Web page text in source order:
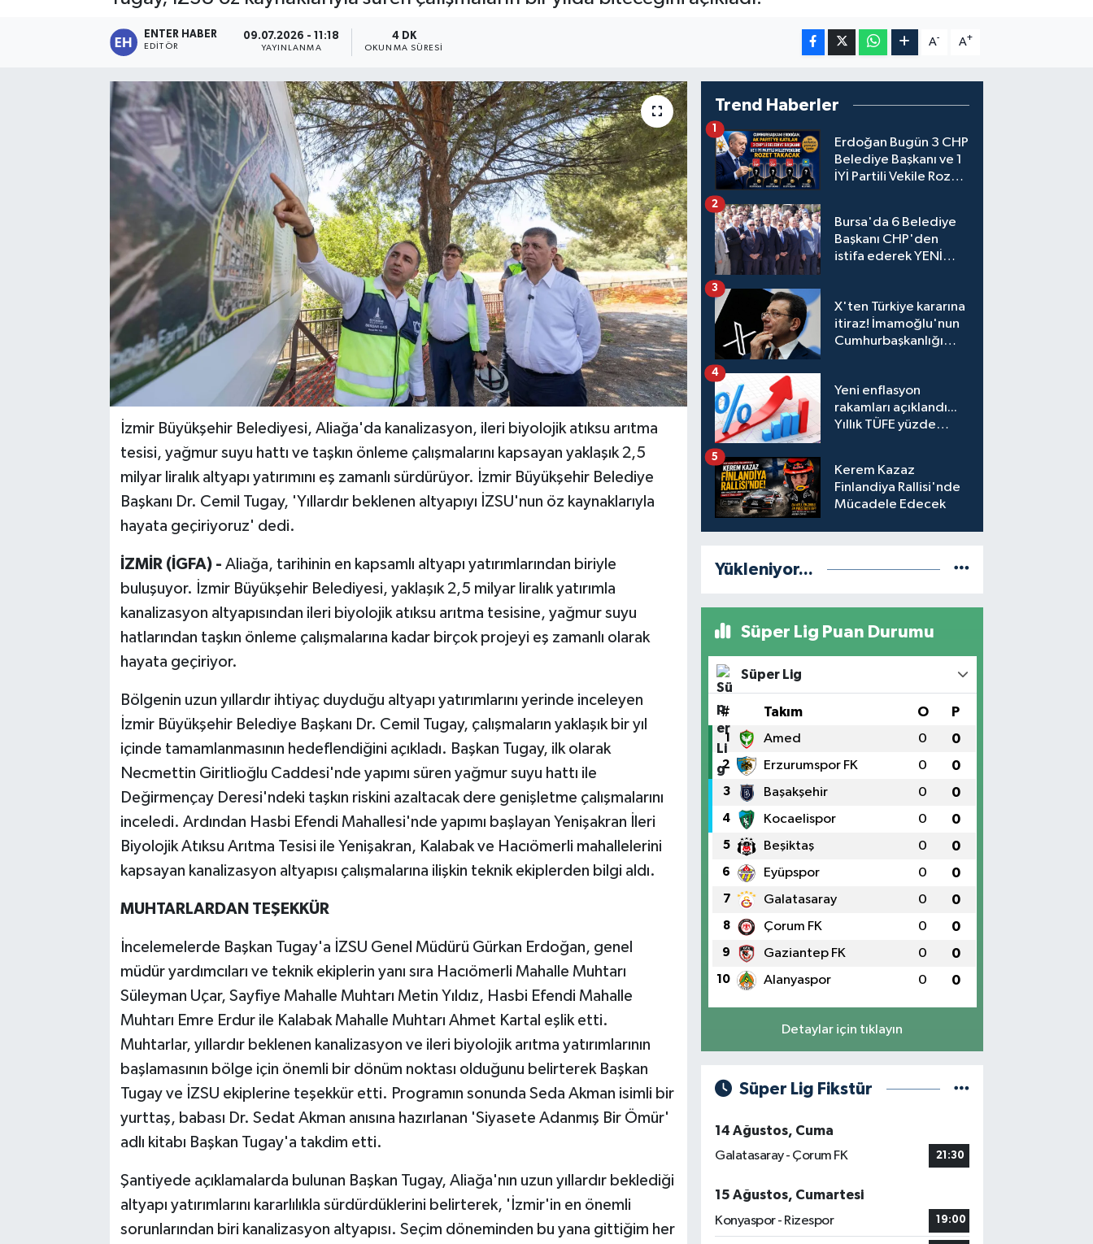
ENTER HABER
EDITÖR
09.07.2026 - 11:18
YAYINLANMA
4 DK
OKUNMA SÜRESI
A- A+
İzmir Büyükşehir Belediyesi, Aliağa'da kanalizasyon, ileri biyolojik atıksu arıtma
tesisi, yağmur suyu hattı ve taşkın önleme çalışmalarını kapsayan yaklaşık 2,5
milyar liralık altyapı yatırımını eş zamanlı sürdürüyor. İzmir Büyükşehir Belediye
Başkanı Dr. Cemil Tugay, 'Yıllardır beklenen altyapıyı İZSU'nun öz kaynaklarıyla
hayata geçiriyoruz' dedi.
İZMİR (İGFA) - Aliağa, tarihinin en kapsamlı altyapı yatırımlarından biriyle
buluşuyor. İzmir Büyükşehir Belediyesi, yaklaşık 2,5 milyar liralık yatırımla
kanalizasyon altyapısından ileri biyolojik atıksu arıtma tesisine, yağmur suyu
hatlarından taşkın önleme çalışmalarına kadar birçok projeyi eş zamanlı olarak
hayata geçiriyor.
Bölgenin uzun yıllardır ihtiyaç duyduğu altyapı yatırımlarını yerinde inceleyen
İzmir Büyükşehir Belediye Başkanı Dr. Cemil Tugay, çalışmaların yaklaşık bir yıl
içinde tamamlanmasının hedeflendiğini açıkladı. Başkan Tugay, ilk olarak
Necmettin Giritlioğlu Caddesi'nde yapımı süren yağmur suyu hattı ile
Değirmençay Deresi'ndeki taşkın riskini azaltacak dere genişletme çalışmalarını
inceledi. Ardından Hasbi Efendi Mahallesi'nde yapımı başlayan Yenişakran İleri
Biyolojik Atıksu Arıtma Tesisi ile Yenişakran, Kalabak ve Hacıömerli mahallelerini
kapsayan kanalizasyon altyapısı çalışmalarına ilişkin teknik ekiplerden bilgi aldı.
MUHTARLARDAN TEŞEKKÜR
İncelemelerde Başkan Tugay'a İZSU Genel Müdürü Gürkan Erdoğan, genel
müdür yardımcıları ve teknik ekiplerin yanı sıra Hacıömerli Mahalle Muhtarı
Süleyman Uçar, Sayfiye Mahalle Muhtarı Metin Yıldız, Hasbi Efendi Mahalle
Muhtarı Emre Erdur ile Kalabak Mahalle Muhtarı Ahmet Kartal eşlik etti.
Muhtarlar, yıllardır beklenen kanalizasyon ve ileri biyolojik arıtma yatırımlarının
başlamasının bölge için önemli bir dönüm noktası olduğunu belirterek Başkan
Tugay ve İZSU ekiplerine teşekkür etti. Programın sonunda Seda Akman isimli bir
yurttaş, babası Dr. Sedat Akman anısına hazırlanan 'Siyasete Adanmış Bir Ömür'
adlı kitabı Başkan Tugay'a takdim etti.
Şantiyede açıklamalarda bulunan Başkan Tugay, Aliağa'nın uzun yıllardır beklediği
altyapı yatırımlarını kararlılıkla sürdürdüklerini belirterek, 'İzmir'in en önemli
sorunlarından biri kanalizasyon altyapısı. Seçim döneminden bu yana gittiğim her
Trend Haberler
Erdoğan Bugün 3 CHP
Belediye Başkanı ve 1
İYİ Partili Vekile Rozet
1
Bursa'da 6 Belediye
Başkanı CHP'den
istifa ederek YENİ
2
X'ten Türkiye kararına
itiraz! İmamoğlu'nun
Cumhurbaşkanlığı
engeli mahkemeye
taşındı
3
Yeni enflasyon
rakamları açıklandı...
Yıllık TÜFE yüzde
4
Kerem Kazaz
Finlandiya Rallisi'nde
Mücadele Edecek
5
Yükleniyor...
Süper Lig Puan Durumu
Süper Lig
# Takım O P
1 Amed 0 0
2 Erzurumspor FK 0 0
3 Başakşehir 0 0
4 Kocaelispor 0 0
5 Beşiktaş 0 0
6 Eyüpspor 0 0
7 Galatasaray 0 0
8 Çorum FK 0 0
9 Gaziantep FK 0 0
10 Alanyaspor 0 0
Detaylar için tıklayın
Süper Lig Fikstür
14 Ağustos, Cuma
Galatasaray - Çorum FK
21:30
15 Ağustos, Cumartesi
Konyaspor - Rizespor
19:00
FRAGMANLAR